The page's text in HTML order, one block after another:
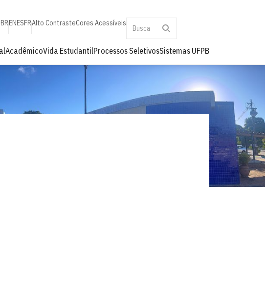
ENESFRAlto ContrasteCores Acessíveis
AcadêmicoVida EstudantilProcessos SeletivosSistemas UFPB